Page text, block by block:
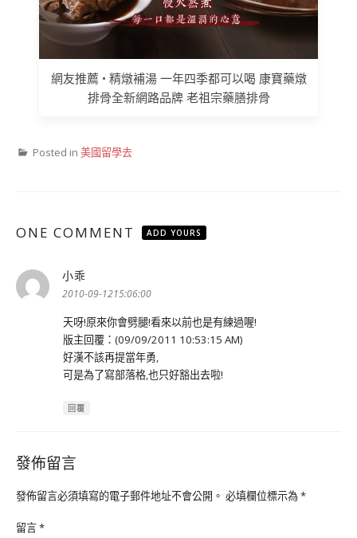
網友推薦 • 精燉補湯 一年四季都可以喝 康寶藥燉
排骨全新網路品牌 老祖宗藥膳排骨
Posted in 美國留學去
ONE COMMENT ADD YOURS
小乖
示:
2010-09-1215:06:00
天呀!原來你會劈腿!看來以前也是有練過喔!
版主回覆：(09/09/2011 10:53:15 AM)
好漢不該再提當年勇,
可是為了寫部落格,也只好豁出去啦!
回覆
發佈留言
發佈留言必須填寫的電子郵件地址不會公開。 必填欄位標示為*
留言*